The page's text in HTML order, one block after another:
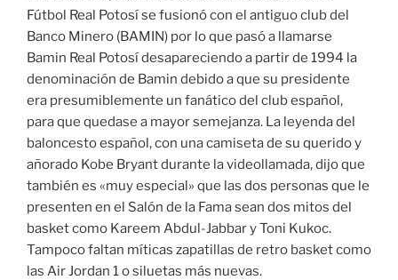
Fútbol Real Potosí se fusionó con el antiguo club del
Banco Minero (BAMIN) por lo que pasó a llamarse
Bamin Real Potosí desapareciendo a partir de 1994 la
denominación de Bamin debido a que su presidente
era presumiblemente un fanático del club español,
para que quedase a mayor semejanza. La leyenda del
baloncesto español, con una camiseta de su querido y
añorado Kobe Bryant durante la videollamada, dijo que
también es «muy especial» que las dos personas que le
presenten en el Salón de la Fama sean dos mitos del
basket como Kareem Abdul-Jabbar y Toni Kukoc.
Tampoco faltan míticas zapatillas de retro basket como
las Air Jordan 1 o siluetas más nuevas.